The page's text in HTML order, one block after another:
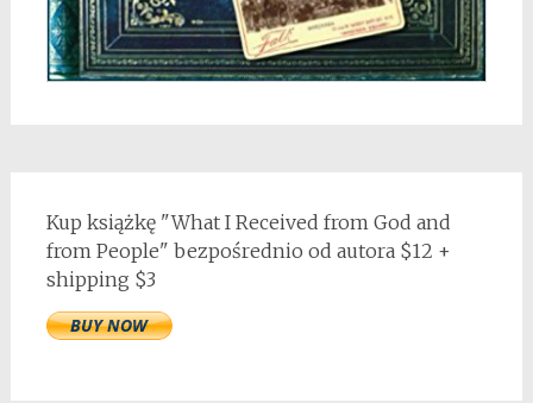
Kup książkę "What I Received from God and
from People" bezpośrednio od autora $12 +
shipping $3